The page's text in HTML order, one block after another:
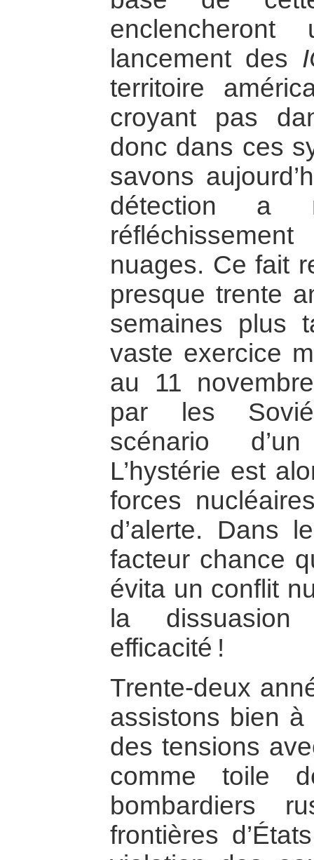
lancement des
territoire
croyant pas
donc dans ces
savons
détection a
nuages. Ce fait
presque trente
semaines plus
vaste exercice
au 11
par les
scénario
L’hystérie est
forces
d’alerte. Dans
facteur chance
évita un conflit
la
efficacité !
Trente-deux
assistons bien
des tensions
comme toile
bombardiers
frontières